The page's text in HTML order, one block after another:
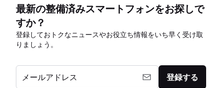
最新の整備済みスマートフォンをお探しで
すか？
登録しておトクなニュースやお役立ち情報をいち早く受け取
りましょう。
メールアドレス 登録する